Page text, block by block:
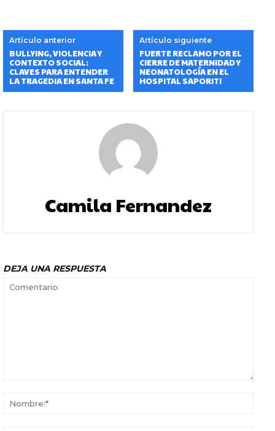
Artículo anterior
BULLYING, VIOLENCIA Y
CONTEXTO SOCIAL:
CLAVES PARA ENTENDER
LA TRAGEDIA EN SANTA FE
Artículo siguiente
FUERTE RECLAMO POR EL
CIERRE DE MATERNIDAD Y
NEONATOLOGÍA EN EL
HOSPITAL SAPORITI
Camila Fernandez
DEJA UNA RESPUESTA